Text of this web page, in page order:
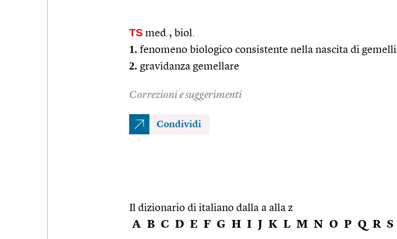
TS med., biol.
1. fenomeno biologico consistente nella nascita di gemelli
2. gravidanza gemellare
Correzioni e suggerimenti
Condividi
Il dizionario di italiano dalla a alla z
A B C D E F G H I J K L M N O P Q R S